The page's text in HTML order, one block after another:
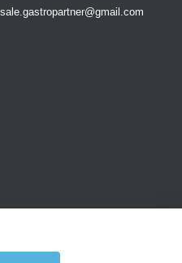
sale.gastropartner@gmail.com